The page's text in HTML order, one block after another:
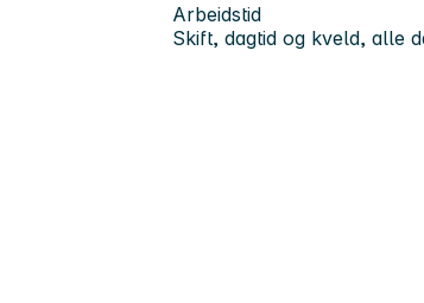
Arbeidstid
Skift, dagtid og kveld, alle